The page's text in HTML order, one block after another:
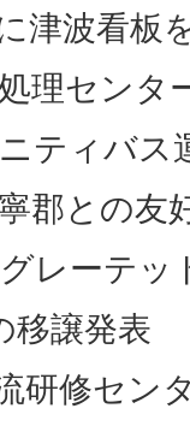
津波看板
理センタ
ィバス
郡との友
レーテ
移譲発表
研修セン